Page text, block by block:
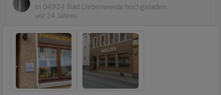
in 04924 Bad Liebenwerda hochgeladen.
vor 14 Jahren